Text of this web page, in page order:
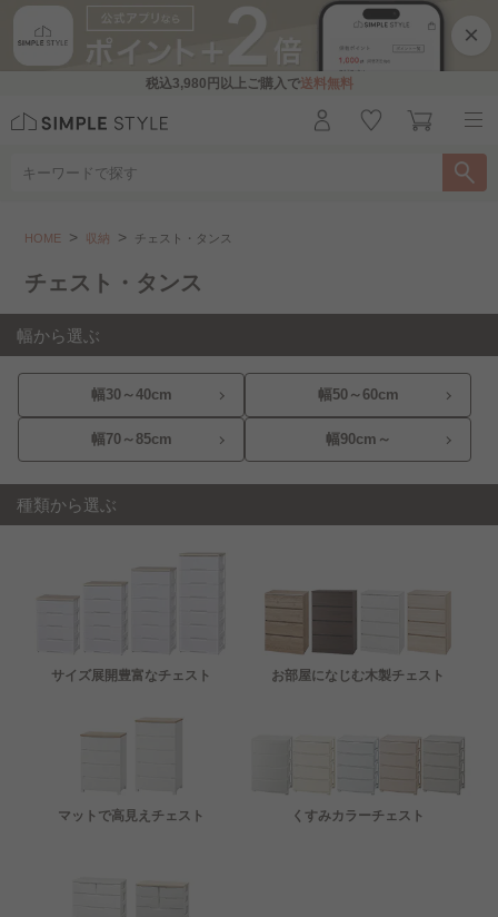
×
税込3,980円 以上ご購入で送料無料
HOME 収納 チェスト・タンス
幅30～40㎝
幅90㎝～ サイズ展開豊富なチェスト..
お部屋になじむ、木製チェスト..
マットで高見えチェスト.. くすみカラーチェスト
物干し・バス用品・ランドリー用品.. 玄関収納
クローゼット収納・ワードローブ..
ハンガーラック・ポールハンガー..
チェスト・タンス
幅から選ぶ
幅30～40cm 幅50～60cm
幅70～85cm 幅90cm～
種類から選ぶ
サイズ展開豊富なチェスト お部屋になじむ木製チェスト
マットで高見えチェスト くすみカラーチェスト